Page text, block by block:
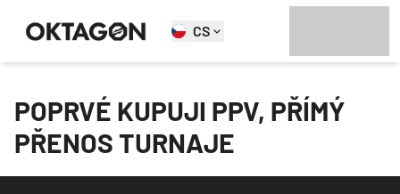
CS
POPRVÉ KUPUJI PPV, PŘÍMÝ
PŘENOS TURNAJE